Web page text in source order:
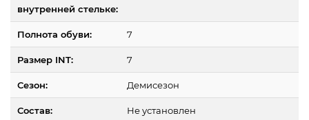
внутренней стельке:
Полнота обуви: 7
Размер INT: 7
Сезон: Демисезон
Состав: Не установлен